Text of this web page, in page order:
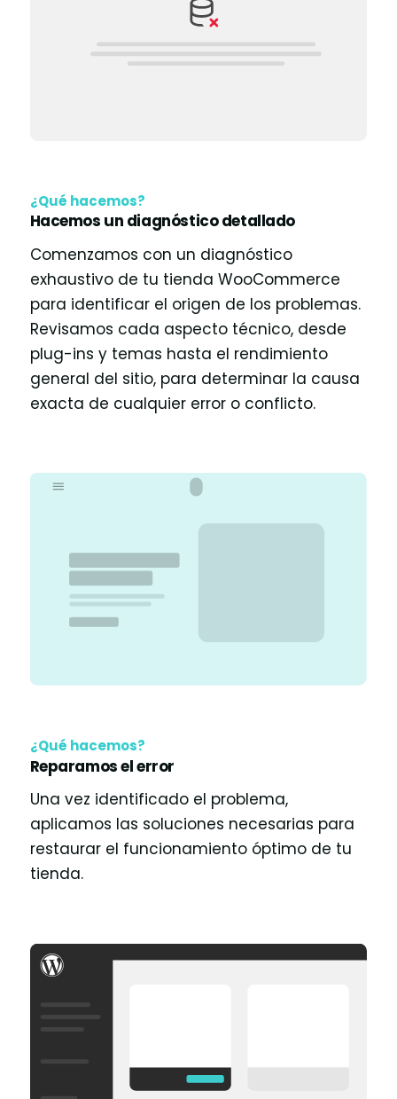
¿Qué hacemos?
Hacemos un diagnóstico detallado
Comenzamos con un diagnóstico
exhaustivo de tu tienda WooCommerce
para identificar el origen de los problemas.
Revisamos cada aspecto técnico, desde
plug-ins y temas hasta el rendimiento
general del sitio, para determinar la causa
exacta de cualquier error o conflicto.
¿Qué hacemos?
Reparamos el error
Una vez identificado el problema,
aplicamos las soluciones necesarias para
restaurar el funcionamiento óptimo de tu
tienda.